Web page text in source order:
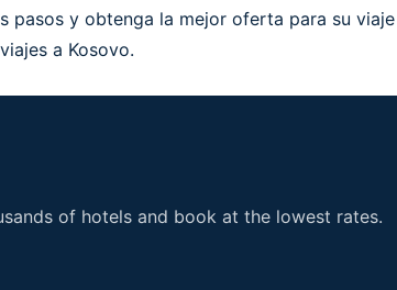
pasos y obtenga la mejor oferta para su
a Kosovo.
of hotels and book at the lowest rates.